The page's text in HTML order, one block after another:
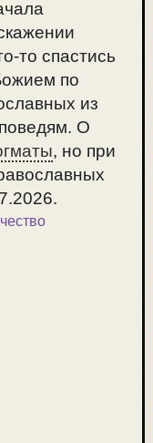
то спастись
по
из
О
, но при